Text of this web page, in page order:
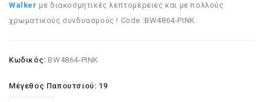
Walker με διακοσμητικές λεπτομέρειες και με πολλούς
χρωματικούς συνδυασμούς ! Code :BW4864-PINK
Κωδικός: BW4864-PINK
Μέγεθος Παπουτσιού: 19